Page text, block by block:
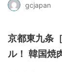
gcjapan
京都東九条
ル！ 韓国焼